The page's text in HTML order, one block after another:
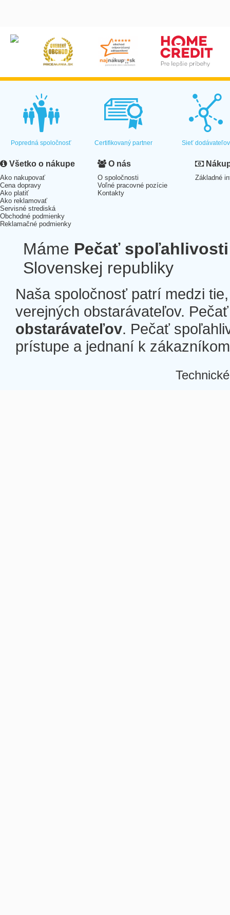
Popredná spoločnosť Certifikovaný partner Sieť dodávateľov
Všetko o nákupe
Ako nakupovať
Cena dopravy
Ako platiť
Ako reklamovať
Servisné strediská
Obchodné podmienky
Reklamačné podmienky
O nás
O spoločnosti
Voľné pracovné pozície
Kontakty
Základné
Máme Pečať spoľahlivosti
Slovenskej republiky
Naša spoločnosť patrí medzi
verejných obstarávateľov.
obstarávateľov. Pečať
prístupe a jednaní k